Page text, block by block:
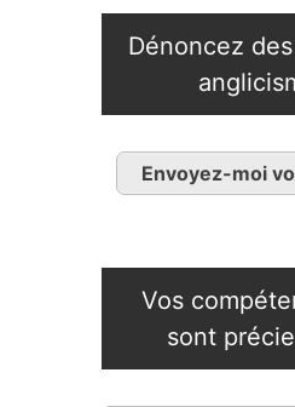
Dénoncez
Envoyez-moi
Vos
sont